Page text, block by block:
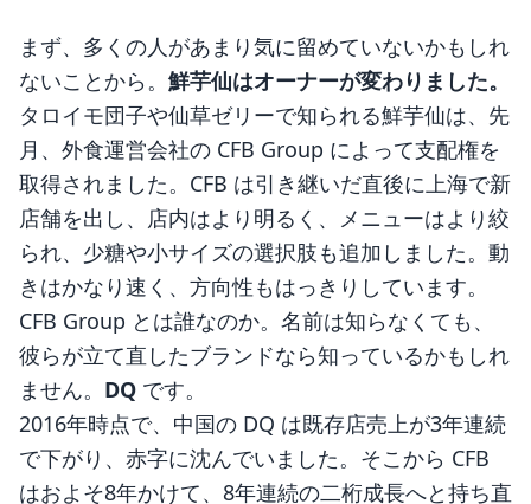
まず、多くの人があまり気に留めていないかもしれ
ないことから。 鮮芋仙はオーナーが変わりました。
タロイモ団子や仙草ゼリーで知られる鮮芋仙は、先
月、外食運営会社の CFB Group によって支配権を
取得されました。CFB は引き継いだ直後に上海で新
店舗を出し、店内はより明るく、メニューはより絞
られ、少糖や小サイズの選択肢も追加しました。動
きはかなり速く、方向性もはっきりしています。
CFB Group とは誰なのか。名前は知らなくても、
彼らが立て直したブランドなら知っているかもしれ
ません。 DQ です。
2016年時点で、中国の DQ は既存店売上が3年連続
で下がり、赤字に沈んでいました。そこから CFB
はおよそ8年かけて、8年連続の二桁成長へと持ち直